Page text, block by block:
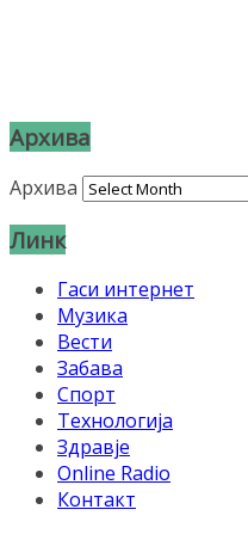
Архива
Архива
Линк
Гаси интернет
Музика
Вести
Забава
Спорт
Технологија
Здравје
Online Radio
Контакт